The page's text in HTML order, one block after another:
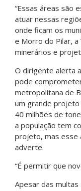
“Essas áreas são
atuar nessas
onde ficam os
e Morro do Pilar,
minerários e
O dirigente alerta
pode
metropolitana de
um grande
40 milhões de
a população tem
projeto, mas esse
adverte.
“É permitir que
Apesar das